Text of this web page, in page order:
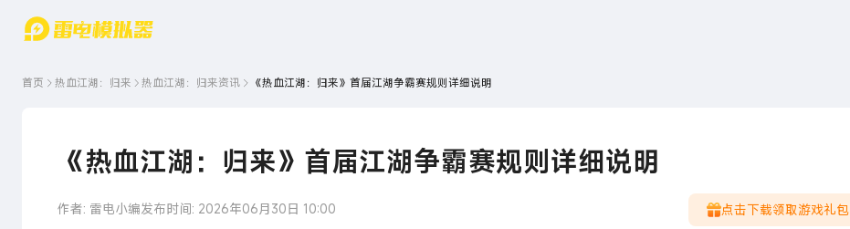
首页
游戏中
心
雷电圈
坛
WIKI
首页 热血江湖：归来 热血江湖：归来资讯 《热血江湖：归来》首届江湖争霸赛规则详细说明
《热血江湖：归来》首届江湖争霸赛规则详细说明
作者: 雷电小编发布时间: 2026年06月30日 10:00 点击下载领取游戏礼包